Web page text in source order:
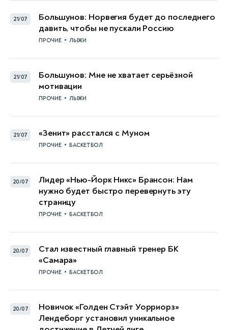
21/07
Большунов: Норвегия будет до последнего
давить, чтобы не пускали Россию
ПРОЧИЕ • ЛЫЖИ
21/07
Большунов: Мне не хватает серьёзной
мотивации
ПРОЧИЕ • ЛЫЖИ
21/07 «Зенит» расстался с Муном
ПРОЧИЕ • БАСКЕТБОЛ
20/07
Лидер «Нью-Йорк Никс» Брансон: Нам
нужно будет быстро перевернуть эту
страницу
ПРОЧИЕ • БАСКЕТБОЛ
20/07
Стал известный главный тренер БК
«Самара»
ПРОЧИЕ • БАСКЕТБОЛ
20/07
Новичок «Голден Стэйт Уорриорз»
Лендеборг установил уникальное